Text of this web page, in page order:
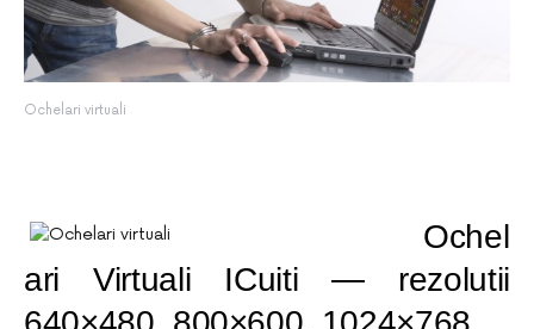
Ochelari virtuali
Ochel
ari Virtuali ICuiti — rezolutii